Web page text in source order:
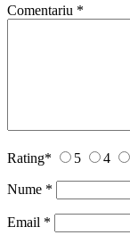
Comentariu *
Rating* 5 4
Nume *
Email *